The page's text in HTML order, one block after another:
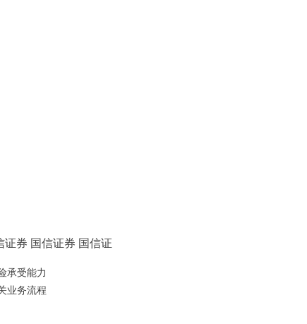
证券 国信证券 国信证
承受能力
业务流程